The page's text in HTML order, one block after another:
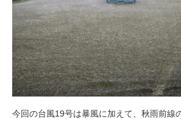
今回の台風19号は暴風に加えて、秋雨前線